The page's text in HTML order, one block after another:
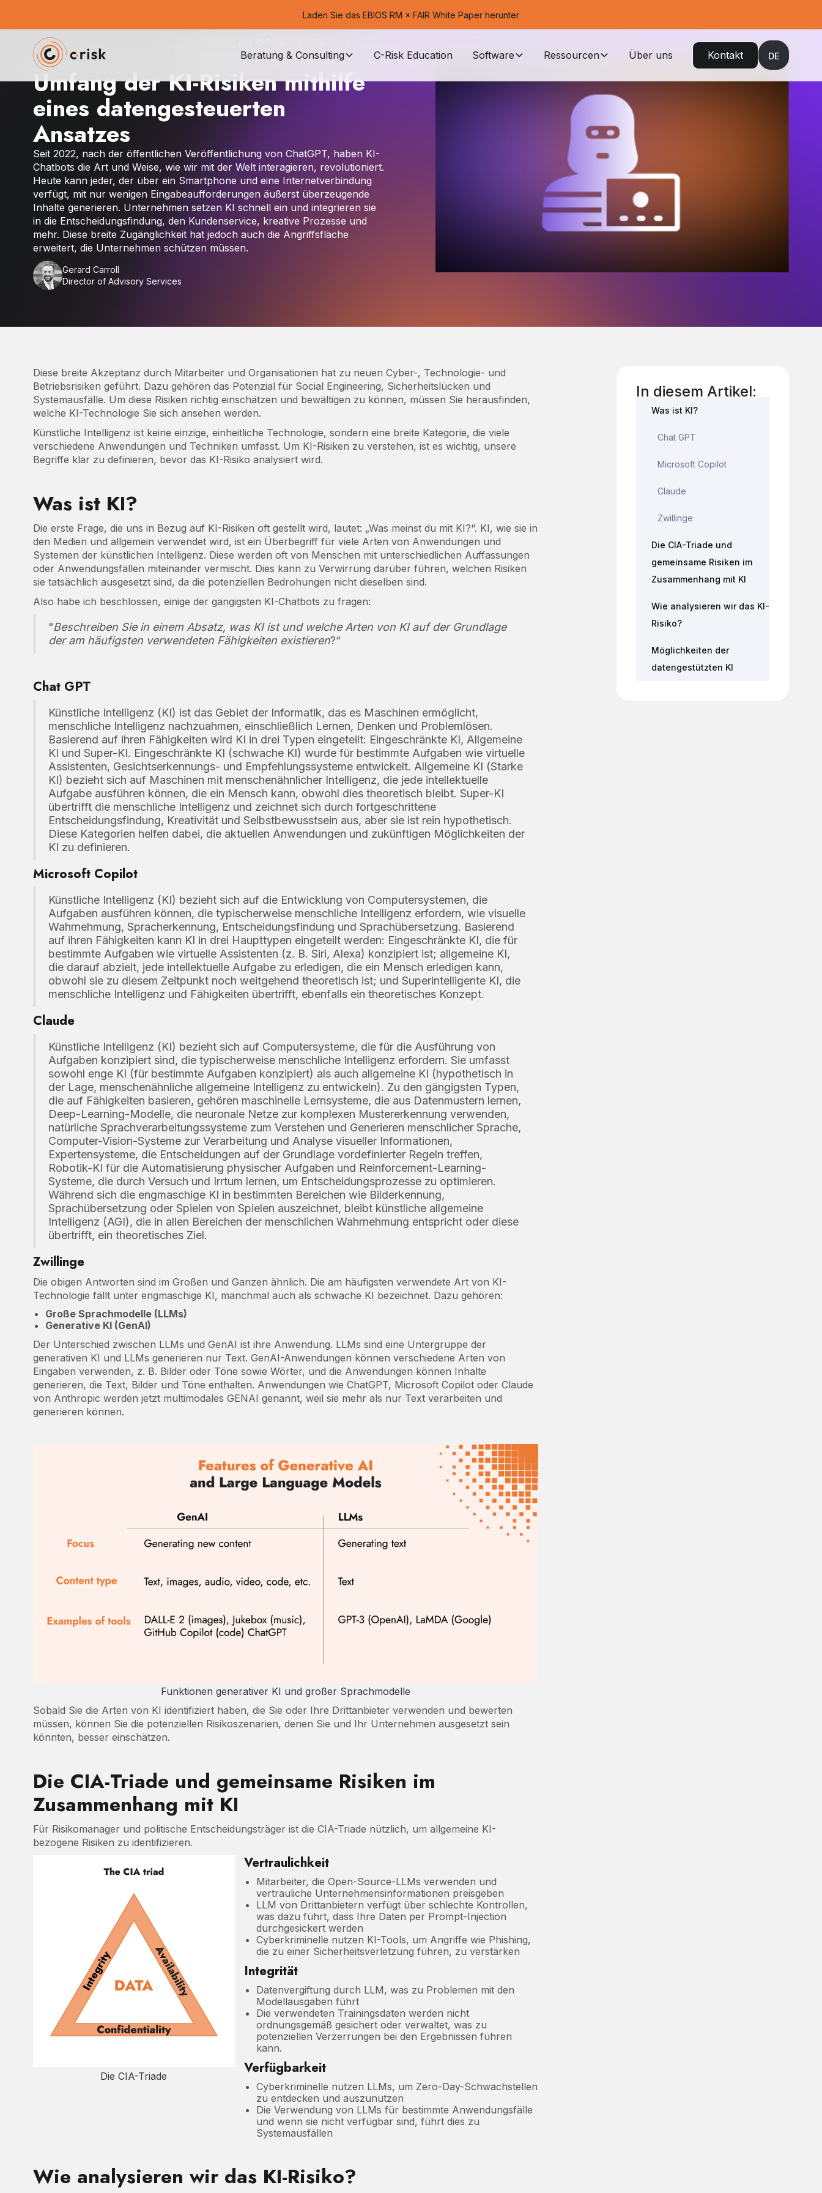
Laden Sie das EBIOS RM × FAIR White Paper herunter
Beratung & Consulting C-Risk Education Software Ressourcen Über uns Kontakt DE
datengesteuerten Ansatzes
Umfang der KI-Risiken mithilfe
eines datengesteuerten
Ansatzes
Seit 2022, nach der öffentlichen Veröffentlichung von ChatGPT, haben KI-
Chatbots die Art und Weise, wie wir mit der Welt interagieren, revolutioniert.
Heute kann jeder, der über ein Smartphone und eine Internetverbindung
verfügt, mit nur wenigen Eingabeaufforderungen äußerst überzeugende
Inhalte generieren. Unternehmen setzen KI schnell ein und integrieren sie
in die Entscheidungsfindung, den Kundenservice, kreative Prozesse und
mehr. Diese breite Zugänglichkeit hat jedoch auch die Angriffsfläche
erweitert, die Unternehmen schützen müssen.
Gerard Carroll
Director of Advisory Services
Diese breite Akzeptanz durch Mitarbeiter und Organisationen hat zu neuen Cyber-, Technologie- und
Betriebsrisiken geführt. Dazu gehören das Potenzial für Social Engineering, Sicherheitslücken und
Systemausfälle. Um diese Risiken richtig einschätzen und bewältigen zu können, müssen Sie herausfinden,
welche KI-Technologie Sie sich ansehen werden.
Künstliche Intelligenz ist keine einzige, einheitliche Technologie, sondern eine breite Kategorie, die viele
verschiedene Anwendungen und Techniken umfasst. Um KI-Risiken zu verstehen, ist es wichtig, unsere
Begriffe klar zu definieren, bevor das KI-Risiko analysiert wird.
Was ist KI?
Die erste Frage, die uns in Bezug auf KI-Risiken oft gestellt wird, lautet: „Was meinst du mit KI?“. KI, wie sie in
den Medien und allgemein verwendet wird, ist ein Überbegriff für viele Arten von Anwendungen und
Systemen der künstlichen Intelligenz. Diese werden oft von Menschen mit unterschiedlichen Auffassungen
oder Anwendungsfällen miteinander vermischt. Dies kann zu Verwirrung darüber führen, welchen Risiken
sie tatsächlich ausgesetzt sind, da die potenziellen Bedrohungen nicht dieselben sind.
Also habe ich beschlossen, einige der gängigsten KI-Chatbots zu fragen:
“Beschreiben Sie in einem Absatz, was KI ist und welche Arten von KI auf der Grundlage
der am häufigsten verwendeten Fähigkeiten existieren?“
Chat GPT
Künstliche Intelligenz (KI) ist das Gebiet der Informatik, das es Maschinen ermöglicht,
menschliche Intelligenz nachzuahmen, einschließlich Lernen, Denken und Problemlösen.
Basierend auf ihren Fähigkeiten wird KI in drei Typen eingeteilt: Eingeschränkte KI, Allgemeine
KI und Super-KI. Eingeschränkte KI (schwache KI) wurde für bestimmte Aufgaben wie virtuelle
Assistenten, Gesichtserkennungs- und Empfehlungssysteme entwickelt. Allgemeine KI (Starke
KI) bezieht sich auf Maschinen mit menschenähnlicher Intelligenz, die jede intellektuelle
Aufgabe ausführen können, die ein Mensch kann, obwohl dies theoretisch bleibt. Super-KI
übertrifft die menschliche Intelligenz und zeichnet sich durch fortgeschrittene
Entscheidungsfindung, Kreativität und Selbstbewusstsein aus, aber sie ist rein hypothetisch.
Diese Kategorien helfen dabei, die aktuellen Anwendungen und zukünftigen Möglichkeiten der
KI zu definieren.
Microsoft Copilot
Künstliche Intelligenz (KI) bezieht sich auf die Entwicklung von Computersystemen, die
Aufgaben ausführen können, die typischerweise menschliche Intelligenz erfordern, wie visuelle
Wahrnehmung, Spracherkennung, Entscheidungsfindung und Sprachübersetzung. Basierend
auf ihren Fähigkeiten kann KI in drei Haupttypen eingeteilt werden: Eingeschränkte KI, die für
bestimmte Aufgaben wie virtuelle Assistenten (z. B. Siri, Alexa) konzipiert ist; allgemeine KI,
die darauf abzielt, jede intellektuelle Aufgabe zu erledigen, die ein Mensch erledigen kann,
obwohl sie zu diesem Zeitpunkt noch weitgehend theoretisch ist; und Superintelligente KI, die
menschliche Intelligenz und Fähigkeiten übertrifft, ebenfalls ein theoretisches Konzept.
Claude
Künstliche Intelligenz (KI) bezieht sich auf Computersysteme, die für die Ausführung von
Aufgaben konzipiert sind, die typischerweise menschliche Intelligenz erfordern. Sie umfasst
sowohl enge KI (für bestimmte Aufgaben konzipiert) als auch allgemeine KI (hypothetisch in
der Lage, menschenähnliche allgemeine Intelligenz zu entwickeln). Zu den gängigsten Typen,
die auf Fähigkeiten basieren, gehören maschinelle Lernsysteme, die aus Datenmustern lernen,
Deep-Learning-Modelle, die neuronale Netze zur komplexen Mustererkennung verwenden,
natürliche Sprachverarbeitungssysteme zum Verstehen und Generieren menschlicher Sprache,
Computer-Vision-Systeme zur Verarbeitung und Analyse visueller Informationen,
Expertensysteme, die Entscheidungen auf der Grundlage vordefinierter Regeln treffen,
Robotik-KI für die Automatisierung physischer Aufgaben und Reinforcement-Learning-
Systeme, die durch Versuch und Irrtum lernen, um Entscheidungsprozesse zu optimieren.
Während sich die engmaschige KI in bestimmten Bereichen wie Bilderkennung,
Sprachübersetzung oder Spielen von Spielen auszeichnet, bleibt künstliche allgemeine
Intelligenz (AGI), die in allen Bereichen der menschlichen Wahrnehmung entspricht oder diese
übertrifft, ein theoretisches Ziel.
Zwillinge
Die obigen Antworten sind im Großen und Ganzen ähnlich. Die am häufigsten verwendete Art von KI-
Technologie fällt unter engmaschige KI, manchmal auch als schwache KI bezeichnet. Dazu gehören:
Große Sprachmodelle (LLMs)
Generative KI (GenAI)
Der Unterschied zwischen LLMs und GenAI ist ihre Anwendung. LLMs sind eine Untergruppe der
generativen KI und LLMs generieren nur Text. GenAI-Anwendungen können verschiedene Arten von
Eingaben verwenden, z. B. Bilder oder Töne sowie Wörter, und die Anwendungen können Inhalte
generieren, die Text, Bilder und Töne enthalten. Anwendungen wie ChatGPT, Microsoft Copilot oder Claude
von Anthropic werden jetzt multimodales GENAI genannt, weil sie mehr als nur Text verarbeiten und
generieren können.
Funktionen generativer KI und großer Sprachmodelle
Sobald Sie die Arten von KI identifiziert haben, die Sie oder Ihre Drittanbieter verwenden und bewerten
müssen, können Sie die potenziellen Risikoszenarien, denen Sie und Ihr Unternehmen ausgesetzt sein
könnten, besser einschätzen.
Die CIA-Triade und gemeinsame Risiken im
Zusammenhang mit KI
Für Risikomanager und politische Entscheidungsträger ist die CIA-Triade nützlich, um allgemeine KI-
bezogene Risiken zu identifizieren.
Die CIA-Triade
Vertraulichkeit
Mitarbeiter, die Open-Source-LLMs verwenden und
vertrauliche Unternehmensinformationen preisgeben
LLM von Drittanbietern verfügt über schlechte Kontrollen,
was dazu führt, dass Ihre Daten per Prompt-Injection
durchgesickert werden
Cyberkriminelle nutzen KI-Tools, um Angriffe wie Phishing,
die zu einer Sicherheitsverletzung führen, zu verstärken
Integrität
Datenvergiftung durch LLM, was zu Problemen mit den
Modellausgaben führt
Die verwendeten Trainingsdaten werden nicht
ordnungsgemäß gesichert oder verwaltet, was zu
potenziellen Verzerrungen bei den Ergebnissen führen
kann.
Verfügbarkeit
Cyberkriminelle nutzen LLMs, um Zero-Day-Schwachstellen
zu entdecken und auszunutzen
Die Verwendung von LLMs für bestimmte Anwendungsfälle
und wenn sie nicht verfügbar sind, führt dies zu
Systemausfällen
Wie analysieren wir das KI-Risiko?
In diesem Artikel:
Was ist KI?
Chat GPT
Microsoft Copilot
Claude
Zwillinge
Die CIA-Triade und
gemeinsame Risiken im
Zusammenhang mit KI
Wie analysieren wir das KI-
Risiko?
Möglichkeiten der
datengestützten KI